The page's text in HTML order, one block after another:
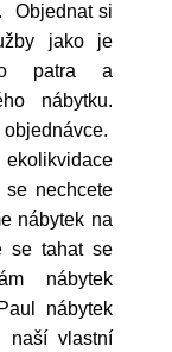
Objednat si
jako je
patra a
nábytku.
ekolikvidace
nechcete
nábytek na
se tahat se
nábytek
nábytek
naší vlastní